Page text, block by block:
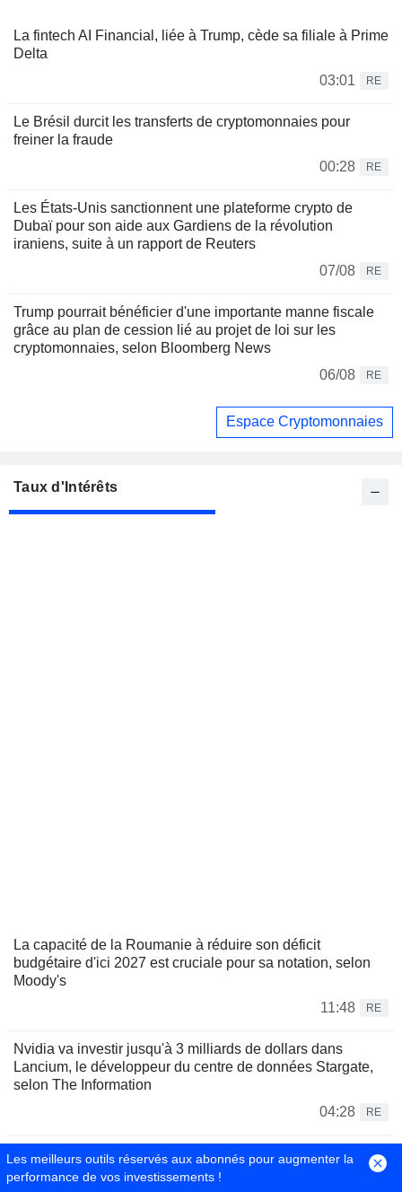
La fintech AI Financial, liée à Trump, cède sa filiale à Prime
Delta
03:01
RE
Le Brésil durcit les transferts de cryptomonnaies pour
freiner la fraude
00:28
RE
Les États-Unis sanctionnent une plateforme crypto de
Dubaï pour son aide aux Gardiens de la révolution
iraniens, suite à un rapport de Reuters
07/08
RE
Trump pourrait bénéficier d'une importante manne fiscale
grâce au plan de cession lié au projet de loi sur les
cryptomonnaies, selon Bloomberg News
06/08
RE
Espace Cryptomonnaies
Taux d'Intérêts
La capacité de la Roumanie à réduire son déficit
budgétaire d'ici 2027 est cruciale pour sa notation, selon
Moody's
11:48
RE
Nvidia va investir jusqu'à 3 milliards de dollars dans
Lancium, le développeur du centre de données Stargate,
selon The Information
04:28
RE
Nvidia s'apprête à investir jusqu'à 3 milliards de dollars
dans Lancium, selon The Information
Les meilleurs outils réservés aux abonnés pour augmenter la
performance de vos investissements !